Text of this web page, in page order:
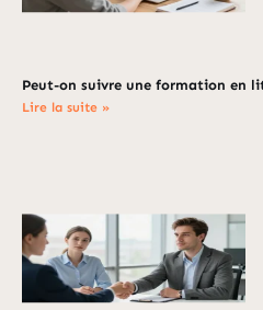
Peut-on suivre une formation en
Lire la suite »